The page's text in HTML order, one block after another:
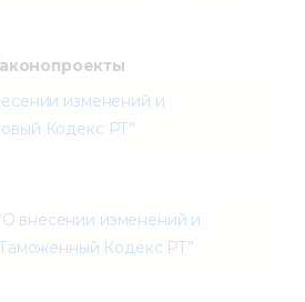
изменений и
Кодекс РТ”
внесении изменений и
Кодекс РТ”